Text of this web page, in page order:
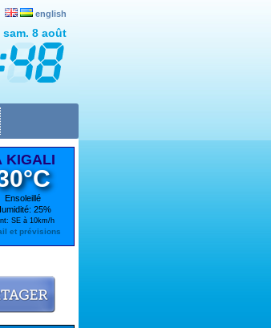
english
sam. 8 août
KIGALI
Ensoleillé
25%
SE à 10km/h
et prévisions